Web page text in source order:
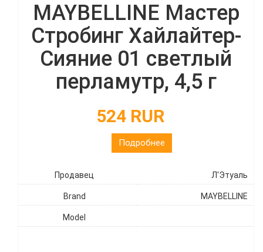
MAYBELLINE Мастер
Стробинг Хайлайтер-
Сияние 01 светлый
перламутр, 4,5 г
524 RUR
Подробнее
Продавец Л'Этуаль
Brand MAYBELLINE
Model